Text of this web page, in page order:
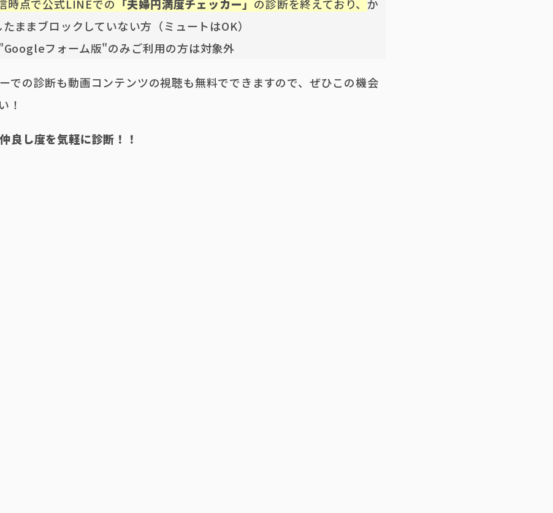
時点で公式LINEでの 「夫婦円満度チェッカー」 の診断を終えており、 か
ままブロックしていない方（ミュートはOK）
フォーム版"のみご利用の方は対象外
での診断も動画コンテンツの視聴も無料でできますので、ぜひこの機会
！
良し度を気軽に診断！！